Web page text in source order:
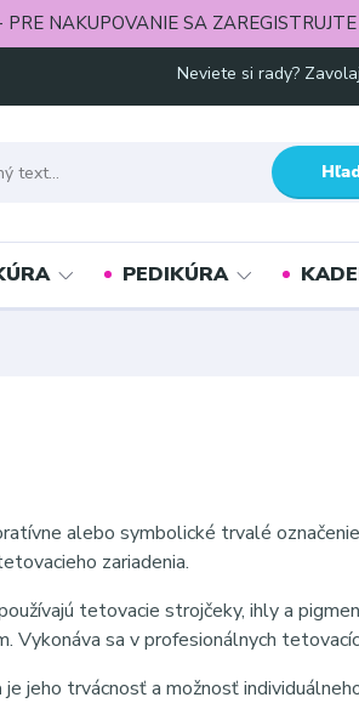
NAKUPOVANIE SA
Neviete si rady?
PEDIKÚRA
alebo symbolické trvalé
zariadenia.
tetovacie strojčeky, ihly a
Vykonáva sa v profesionálnych
je jeho trvácnosť a možnosť